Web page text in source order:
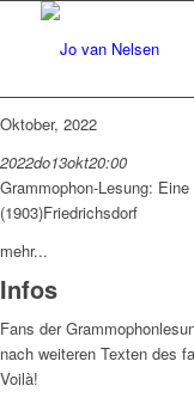
Oktober, 2022
2022do13okt20:00
Grammophon-Lesung:
(1903)Friedrichsdorf
mehr...
Infos
Fans der
nach weiteren Texten des
Voilà!